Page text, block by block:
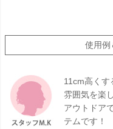
使用例
11cm高くす
雰囲気を楽
アウトドア
テムです！